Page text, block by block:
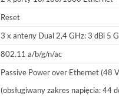
Reset
3 x anteny Dual 2,4 GHz: 3 dBi 5
802.11 a/b/g/n/ac
Passive Power over Ethernet (48
(obsługiwany zakres napięcia: 44